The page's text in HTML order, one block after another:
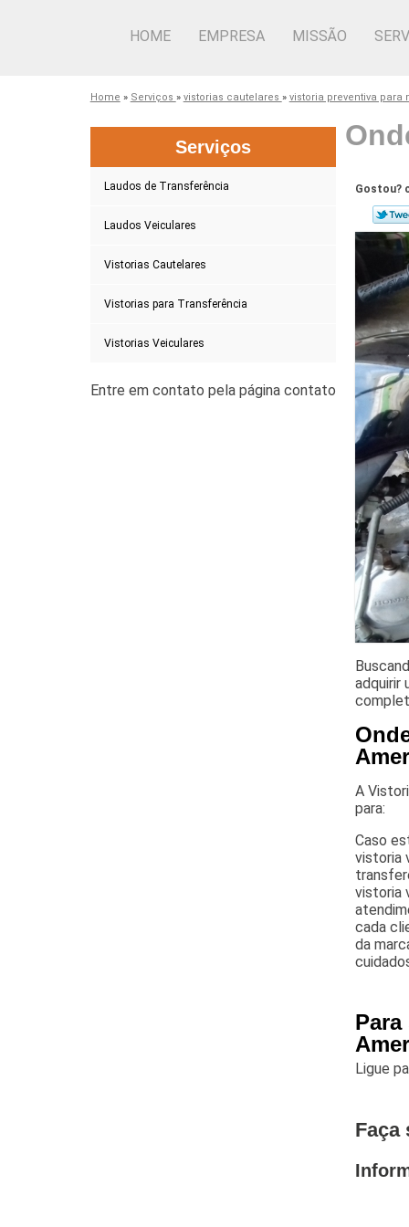
HOME EMPRESA MISSÃO
Home » Serviços » vistorias cautelares » vistoria preventiva para
Serviços
Laudos de Transferência
Laudos Veiculares
Vistorias Cautelares
Vistorias para Transferência
Vistorias Veiculares
Gostou?
adquirir
A
para:
Caso
vistoria
vistoria
cada
da
Ligue
Faça